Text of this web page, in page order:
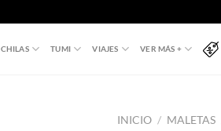
TUMI VIAJES VER MÁS +
INICIO / MALETAS